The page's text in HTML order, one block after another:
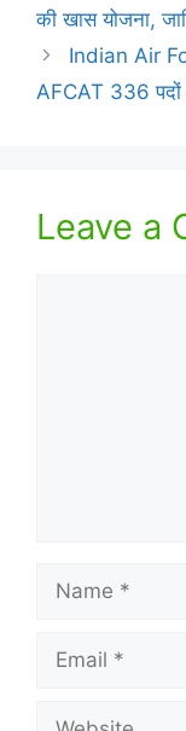
की खास योजना,
Indian Air
AFCAT 336 पदों
Leave a
Name
Email
Website